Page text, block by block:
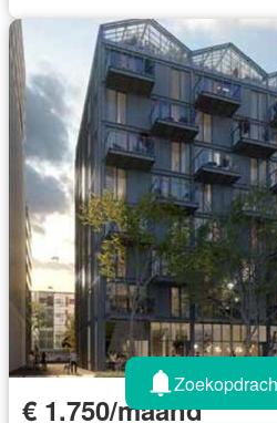
€ 1.750/maand